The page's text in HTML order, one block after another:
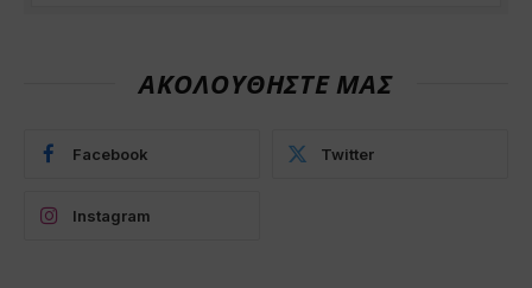
ΑΚΟΛΟΥΘΗΣΤΕ ΜΑΣ
Facebook Twitter
Instagram